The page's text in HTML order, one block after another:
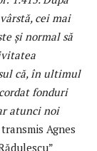
cei mai
și normal să
că, în ultimul
fonduri
atunci noi
Agnes